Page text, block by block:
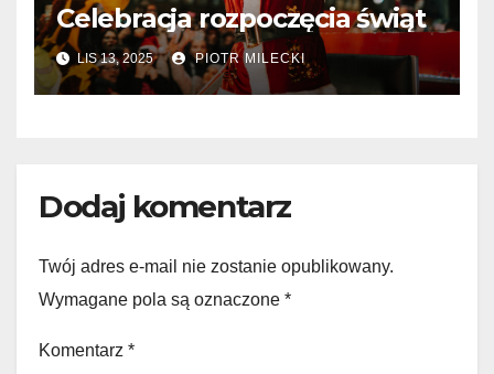
Celebracja rozpoczęcia świąt
LIS 13, 2025 PIOTR MILECKI
Dodaj komentarz
Twój adres e-mail nie zostanie opublikowany.
Wymagane pola są oznaczone *
Komentarz *